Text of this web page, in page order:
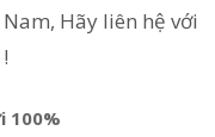
Hãy liên hệ với
100%